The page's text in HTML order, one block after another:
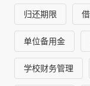
归还期限
单位备用金
学校财务管理